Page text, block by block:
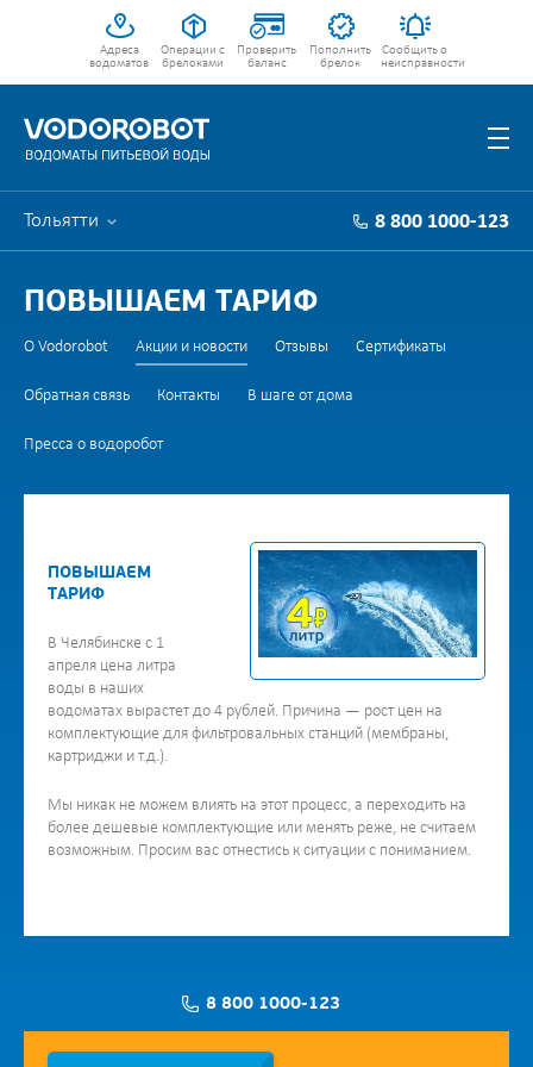
Адреса
водоматов
Операции с
брелоками
Проверить
баланс
Пополнить
брелок
Сообщить о
неисправности
Тольятти 8 800 1000-123
ПОВЫШАЕМ ТАРИФ
О Vodorobot Акции и новости Отзывы Сертификаты
Обратная связь Контакты В шаге от дома
Пресса о водоробот
ПОВЫШАЕМ
ТАРИФ
В Челябинске с 1
апреля цена литра
воды в наших
водоматах вырастет до 4 рублей. Причина — рост цен на
комплектующие для фильтровальных станций (мембраны,
картриджи и т.д.).
Мы никак не можем влиять на этот процесс, а переходить на
более дешевые комплектующие или менять реже, не считаем
возможным. Просим вас отнестись к ситуации с пониманием.
8 800 1000-123
Заявка на установку